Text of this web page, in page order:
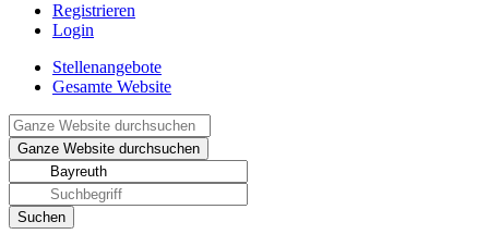
Registrieren
Login
Stellenangebote
Gesamte Website